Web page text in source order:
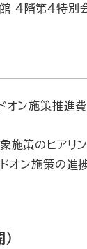
４階第４特別
ドオン施策推
象施策のヒアリ
ドオン施策の